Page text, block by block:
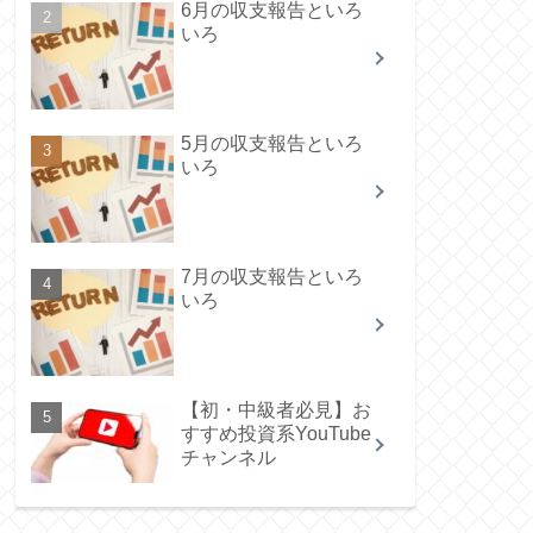
6月の収支報告といろ
いろ
5月の収支報告といろ
いろ
7月の収支報告といろ
いろ
【初・中級者必見】お
すすめ投資系YouTube
チャンネル